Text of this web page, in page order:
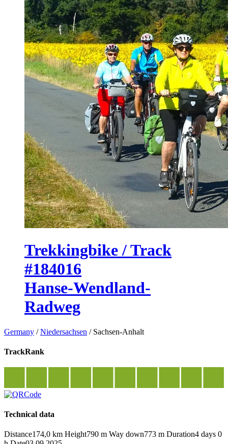
Trekkingbike / Track
#184016
Hanse-Wendland-
Radweg
Germany /Niedersachsen / Sachsen-Anhalt
TrackRank
Technical data
Distance174,0 km Height790 m Way down773 m Duration4 days 0